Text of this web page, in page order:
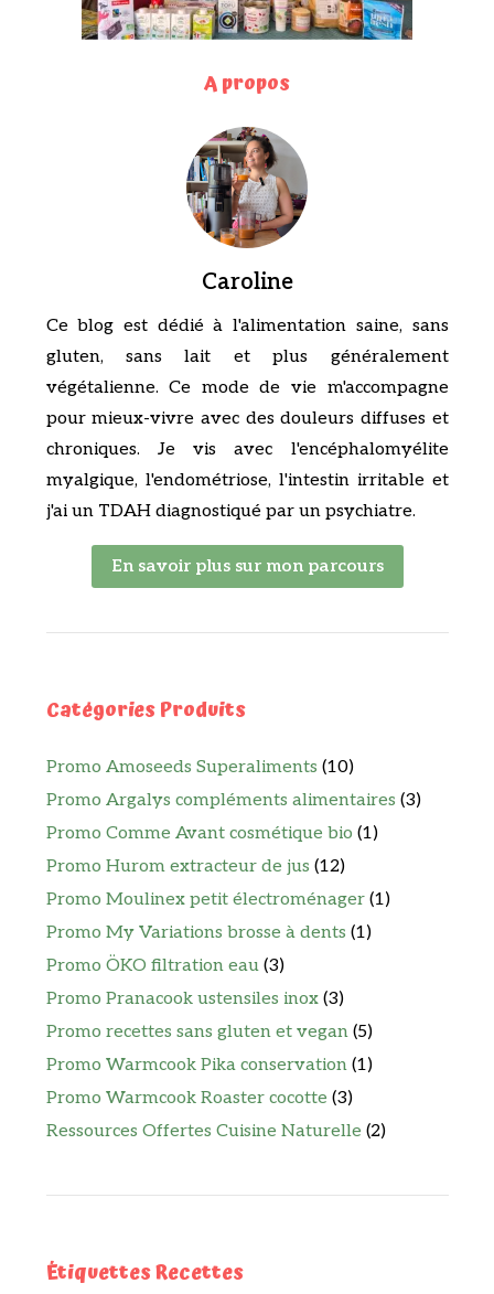
A propos
Caroline
Ce blog est dédié à l'alimentation saine, sans
gluten, sans lait et plus généralement
végétalienne. Ce mode de vie m'accompagne
pour mieux-vivre avec des douleurs diffuses et
chroniques. Je vis avec l'encéphalomyélite
myalgique, l'endométriose, l'intestin irritable et
j'ai un TDAH diagnostiqué par un psychiatre.
En savoir plus sur mon parcours
Catégories Produits
Promo Amoseeds Superaliments (10)
Promo Argalys compléments alimentaires (3)
Promo Comme Avant cosmétique bio (1)
Promo Hurom extracteur de jus (12)
Promo Moulinex petit électroménager (1)
Promo My Variations brosse à dents (1)
Promo ÖKO filtration eau (3)
Promo Pranacook ustensiles inox (3)
Promo recettes sans gluten et vegan (5)
Promo Warmcook Pika conservation (1)
Promo Warmcook Roaster cocotte (3)
Ressources Offertes Cuisine Naturelle (2)
Étiquettes Recettes